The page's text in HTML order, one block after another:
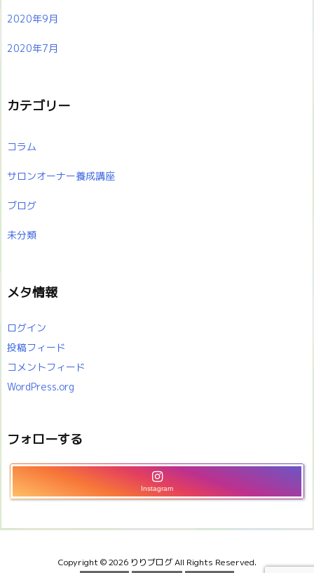
2020年9月
2020年7月
カテゴリー
コラム
サロンオーナー養成講座
ブログ
未分類
メタ情報
ログイン
投稿フィード
コメントフィード
WordPress.org
フォローする
Instagram
Copyright ©2026 りりブログAll Rights Reserved.